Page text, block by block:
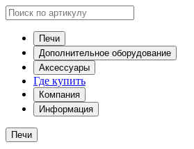
Печи
Дополнительное оборудование
Аксессуары
Где купить
Компания
Информация
Печи